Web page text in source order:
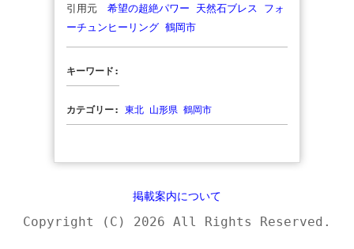
引用元 希望の超絶パワー 天然石ブレス フォ
ーチュンヒーリング 鶴岡市
キーワード:
カテゴリー: 東北 山形県 鶴岡市
掲載案内について
Copyright (C) 2026 All Rights Reserved.